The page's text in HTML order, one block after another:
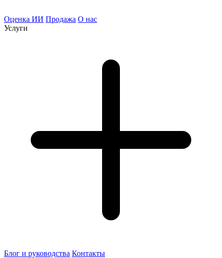
Оценка ИИ Продажа О нас
Услуги
Блог и руководства Контакты